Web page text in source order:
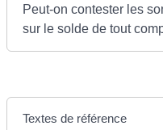
Peut-on contester les
sur le solde de tout
Textes de référence